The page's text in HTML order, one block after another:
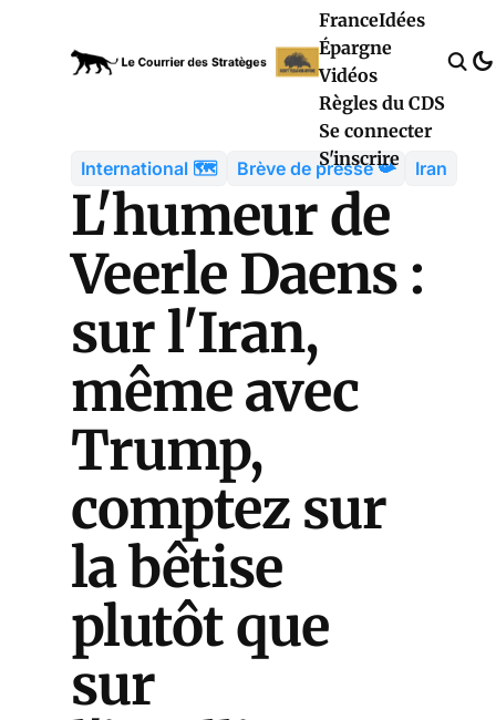
FranceIdées
Épargne
Vidéos
Règles du CDS
Se connecter
S'inscrire
International 🗺️ Brève de presse 📯 Iran
L'humeur de
Veerle Daens :
sur l'Iran,
même avec
Trump,
comptez sur
la bêtise
plutôt que
sur